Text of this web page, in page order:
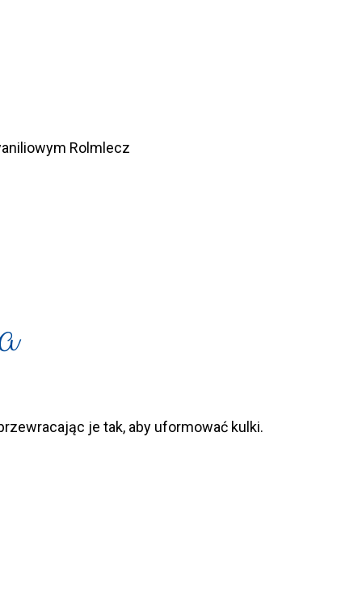
Rolmlecz
je tak, aby uformować kulki.